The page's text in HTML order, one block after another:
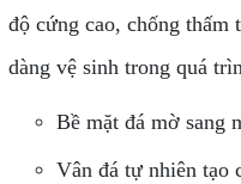
độ cứng cao, chống thấm
dàng vệ sinh trong quá
Bề mặt đá mờ sang
Vân đá tự nhiên tạo